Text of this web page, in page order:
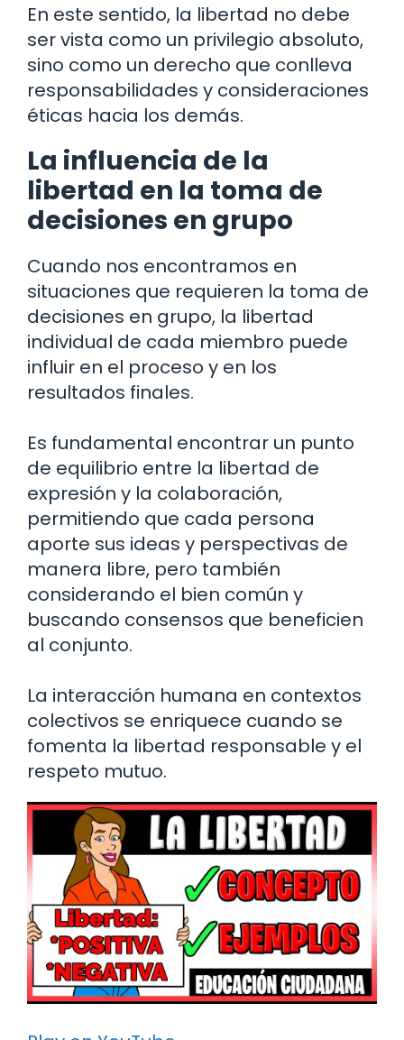
En este sentido, la libertad no debe
ser vista como un privilegio absoluto,
sino como un derecho que conlleva
responsabilidades y consideraciones
éticas hacia los demás.
La influencia de la
libertad en la toma de
decisiones en grupo
Cuando nos encontramos en
situaciones que requieren la toma de
decisiones en grupo, la libertad
individual de cada miembro puede
influir en el proceso y en los
resultados finales.
Es fundamental encontrar un punto
de equilibrio entre la libertad de
expresión y la colaboración,
permitiendo que cada persona
aporte sus ideas y perspectivas de
manera libre, pero también
considerando el bien común y
buscando consensos que beneficien
al conjunto.
La interacción humana en contextos
colectivos se enriquece cuando se
fomenta la libertad responsable y el
respeto mutuo.